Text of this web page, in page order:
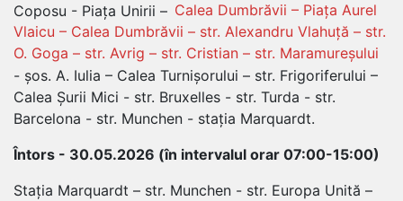
Coposu - Piața Unirii – Calea Dumbrăvii – Piața Aurel
Vlaicu – Calea Dumbrăvii – str. Alexandru Vlahuță – str.
O. Goga – str. Avrig – str. Cristian – str. Maramureșului
- șos. A. Iulia – Calea Turnișorului – str. Frigoriferului –
Calea Șurii Mici - str. Bruxelles - str. Turda - str.
Barcelona - str. Munchen - stația Marquardt.
Întors - 30.05.2026 (în intervalul orar 07:00-15:00)
Stația Marquardt – str. Munchen - str. Europa Unită –